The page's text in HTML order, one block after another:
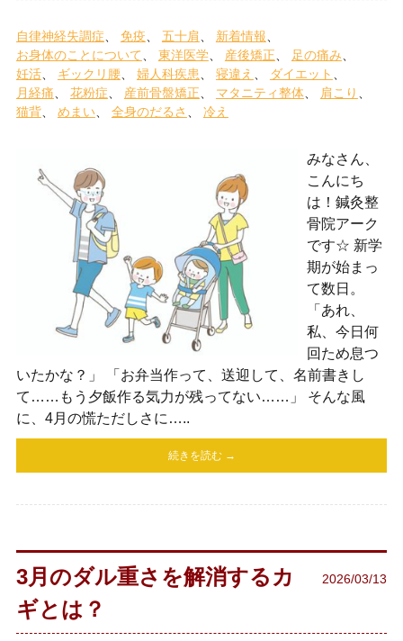
自律神経失調症 免疫 五十肩
新着情報
お身体のことについて
東洋医学 産後矯正
足の痛み
妊活
ギックリ腰 婦人科疾患 寝違え
ダイエット
月経痛
花粉症 産前骨盤矯正 マタニティ整体
肩こり
猫背
めまい 全身のだるさ 冷え
みなさん、
こんにち
は！鍼灸整
骨院アーク
です☆ 新学
期が始まっ
て数日。
「あれ、
私、今日何
回ため息つ
いたかな？」 「お弁当作って、送迎して、名前書きし
て……もう夕飯作る気力が残ってない……」 そんな風
に、4月の慌ただしさに…..
続きを読む →
3月のダル重さを解消するカ
ギとは？
2026/03/13